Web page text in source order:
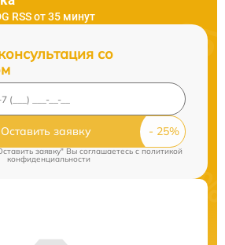
RSS от 35 минут
со
Оставить заявку
заявку" Вы соглашаетесь c политикой
конфиденциальности